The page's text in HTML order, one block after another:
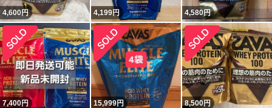
4,600円 4,199円 4,580円
7,400円 15,999円 8,500円